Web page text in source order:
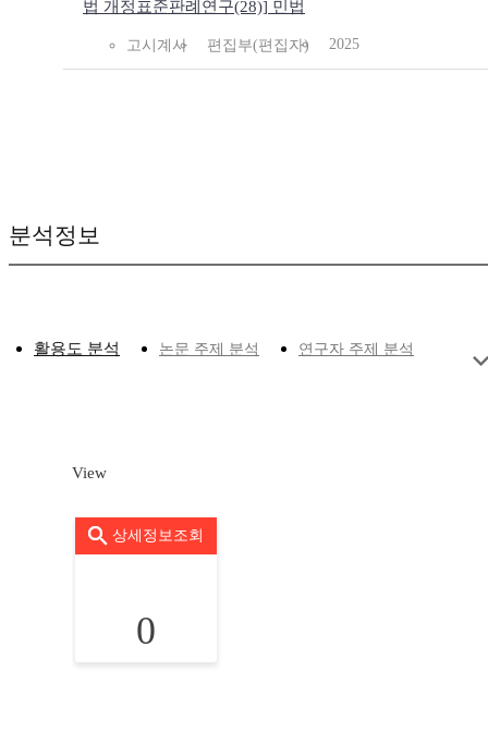
법 개정표준판례연구(28)] 민법
고시계사 편집부(편집자) 2025
분석정보
활용도 분석 논문 주제 분석 연구자 주제 분석
View
상세정보조회
0